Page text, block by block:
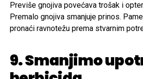
Previše gnojiva povećava trošak i
Premalo gnojiva smanjuje prinos.
pronaći ravnotežu prema stvarnim
9. Smanjimo